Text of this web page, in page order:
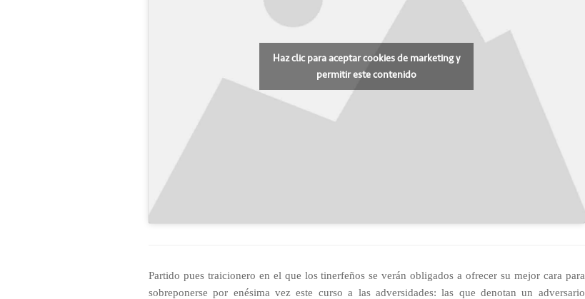
Haz clic para aceptar cookies de marketing y
permitir este contenido
Partido pues traicionero en el que los tinerfeños se verán obligados a ofrecer su mejor cara para
sobreponerse por enésima vez este curso a las adversidades: las que denotan un adversario